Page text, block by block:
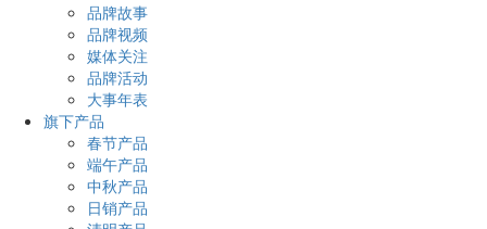
品牌故事
品牌视频
媒体关注
品牌活动
大事年表
旗下产品
春节产品
端午产品
中秋产品
日销产品